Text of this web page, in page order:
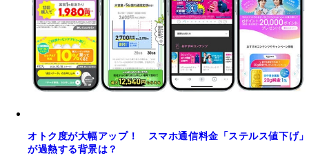
オトク度が大幅アップ！ スマホ通信料金「ステルス値下げ」
が過熱する背景は？